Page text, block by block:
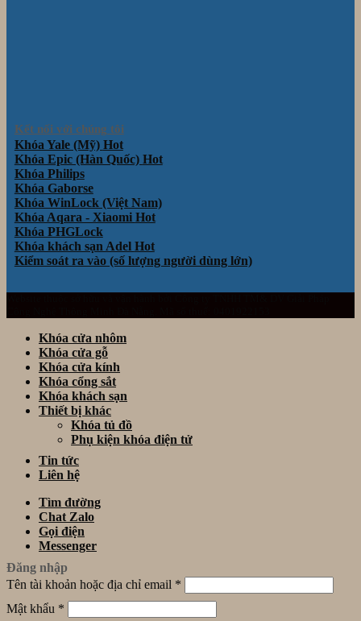
Kết nối với chúng tôi
Khóa Yale (Mỹ)
Khóa Epic (Hàn Quốc)
Khóa Philips
Khóa Gaborse
Khóa WinLock (Việt Nam)
Khóa Aqara - Xiaomi
Khóa PHGLock
Khóa khách sạn Adel
Kiểm soát ra vào (số lượng người dùng lớn)
Khóa cửa nhôm
Khóa cửa gỗ
Khóa cửa kính
Khóa cổng sắt
Khóa khách sạn
Thiết bị khác
Khóa tủ đồ
Phụ kiện khóa điện tử
Tin tức
Liên hệ
Tìm đường
Chat Zalo
Gọi điện
Messenger
Đăng nhập
Tên tài khoản hoặc địa chỉ email *
Mật khẩu *